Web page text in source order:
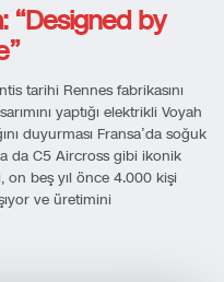
“Designed by
tarihi Rennes fabrikasını
yaptığı elektrikli Voyah
duyurması Fransa’da soğuk
da C5 Aircross gibi ikonik
beş yıl önce 4.000 kişi
ve üretimini